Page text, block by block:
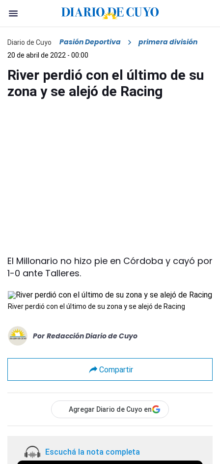
Diario de Cuyo Pasión Deportiva primera división
20 de abril de 2022 - 00:00
River perdió con el último de su
zona y se alejó de Racing
El Millonario no hizo pie en Córdoba y cayó por
1-0 ante Talleres.
River perdió con el último de su zona y se alejó de Racing
Por Redacción Diario de Cuyo
Compartir
Agregar Diario de Cuyo en
Escuchá la nota completa